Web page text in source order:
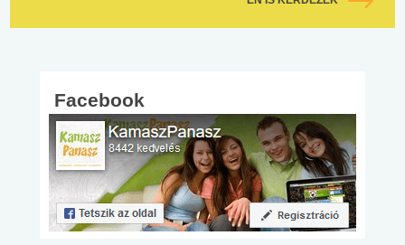
Facebook